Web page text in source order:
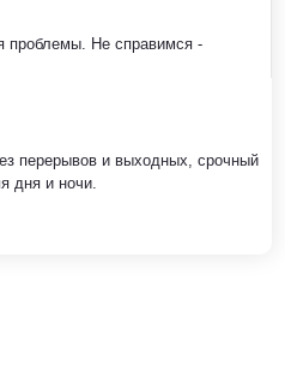
проблемы. Не справимся -
перерывов и выходных, срочный
дня и ночи.